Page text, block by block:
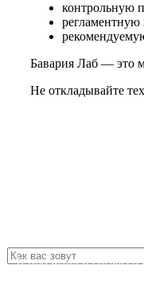
контрольную
регламентную
Бавария Лаб — это
Не откладывайте
Я прочитал и согласен